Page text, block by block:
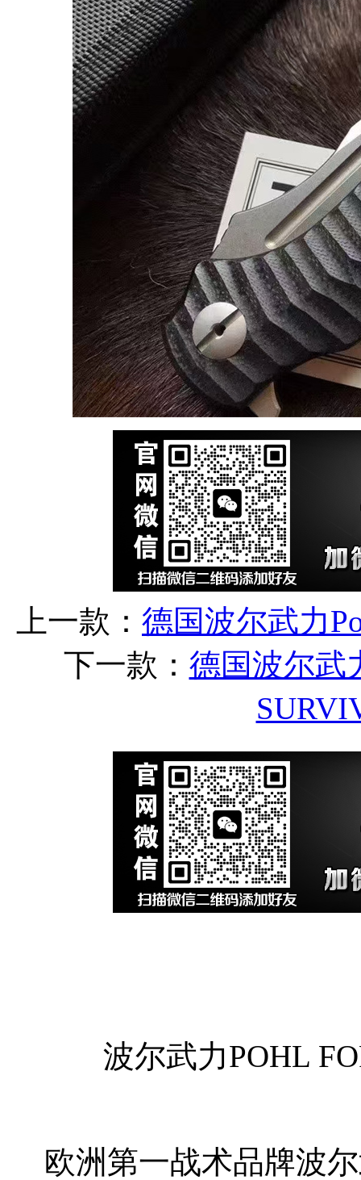
上一款： 德国波尔武力
下一款： 德国波尔武
波尔武力POHL
欧洲第一战术品牌波